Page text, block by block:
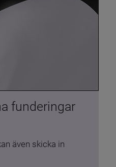
funderingar
även skicka in